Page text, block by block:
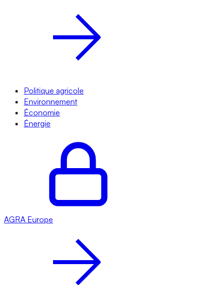
Politique agricole
Environnement
Économie
Énergie
AGRA Europe